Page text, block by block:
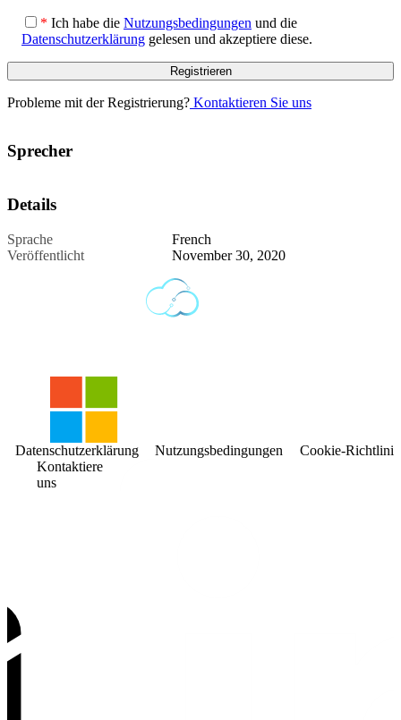
* Ich habe die Nutzungsbedingungen und die
Datenschutzerklärung gelesen und akzeptiere diese.
Probleme mit der Registrierung? Kontaktieren Sie uns
Sprecher
Details
Sprache
French
Veröffentlicht
November 30, 2020
Kontaktiere
uns
Datenschutzerklärung Nutzungsbedingungen Cookie-Richtlinie